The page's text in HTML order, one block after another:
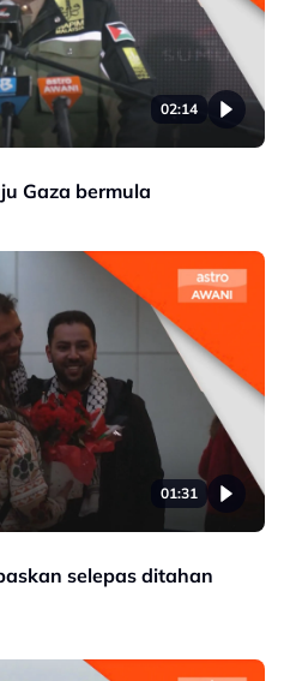
02:14
Gaza bermula
01:31
selepas ditahan